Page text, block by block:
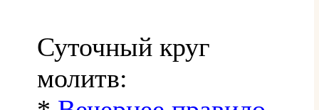
Суточный круг
молитв: